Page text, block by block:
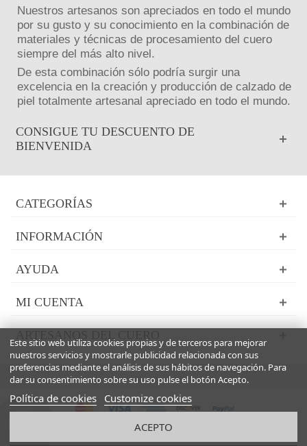
Nuestros artesanos son apreciados en todo el mundo
por su gusto y su conocimiento en la combinación de
materiales y técnicas de procesamiento del cuero
siempre del más alto nivel.
De esta combinación sólo podría surgir una
excelencia en la creación y producción de calzado de
piel totalmente artesanal apreciado en todo el mundo.
CONSIGUE TU DESCUENTO DE
BIENVENIDA
CATEGORÍAS
INFORMACIÓN
AYUDA
MI CUENTA
Este sitio web utiliza cookies propias y de terceros para mejorar
nuestros servicios y mostrarle publicidad relacionada con sus
preferencias mediante el análisis de sus hábitos de navegación. Para
dar su consentimiento sobre su uso pulse el botón Acepto.
Política de cookies Customize cookies
ACEPTO
© 2024 Powered by Presta Shop™. All Rights Reserved